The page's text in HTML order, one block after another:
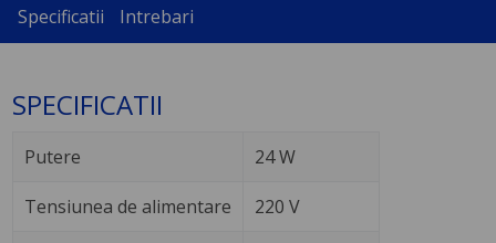
Specificatii Intrebari
SPECIFICATII
Putere 24 W
Tensiunea de alimentare 220 V